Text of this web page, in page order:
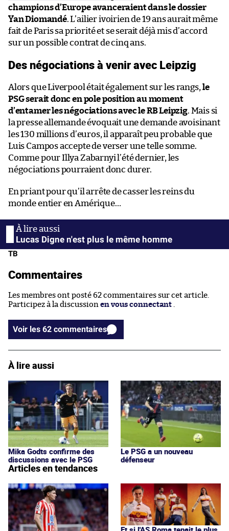
champions d’Europe avanceraient dans le dossier
Yan Diomandé. L’ailier ivoirien de 19 ans aurait même
fait de Paris sa priorité et se serait déjà mis d’accord
sur un possible contrat de cinq ans.
Des négociations à venir avec Leipzig
Alors que Liverpool était également sur les rangs, le
PSG serait donc en pole position au moment
d’entamer les négociations avec le RB Leipzig. Mais si
la presse allemande évoquait une demande avoisinant
les 130 millions d’euros, il apparaît peu probable que
Luis Campos accepte de verser une telle somme.
Comme pour Illya Zabarnyi l’été dernier, les
négociations pourraient donc durer.
En priant pour qu’il arrête de casser les reins du
monde entier en Amérique…
Lucas Digne n'est plus le même homme
TB
Commentaires
Les membres ont posté 62 commentaires sur cet article.
Participez à la discussion en vous connectant
Voir les 62 commentaires
À lire aussi
Mika Godts confirme des
discussions avec le PSG
Le PSG a un nouveau
défenseur
Articles en tendances